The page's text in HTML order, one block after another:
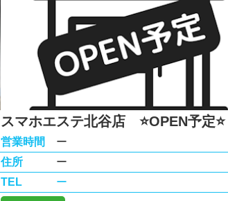
スマホエステ北谷店 ⭐️OPEN予定⭐️
営業時間
ー
住所
ー
TEL
ー